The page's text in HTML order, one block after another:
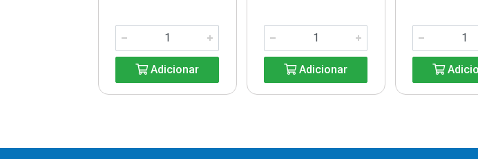
Adicionar Adicionar